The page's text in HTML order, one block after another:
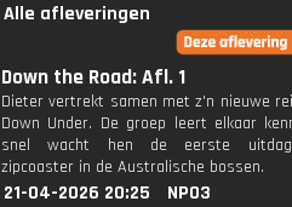
Alle afleveringen
Down the Road: Afl. 1
Dieter vertrekt samen met z'n nieuwe
Down Under. De groep leert elkaar
snel wacht hen de eerste
zipcoaster in de Australische bossen.
21-04-2026 20:25
NPO3